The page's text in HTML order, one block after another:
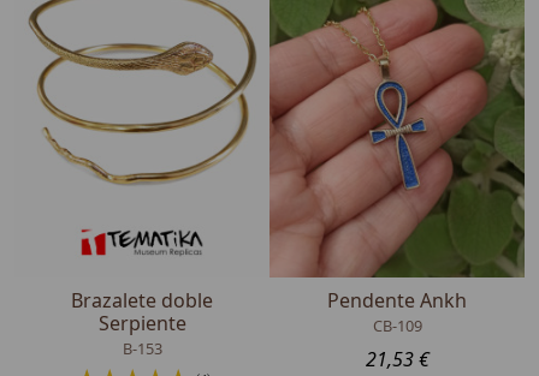
Brazalete doble
Serpiente
B-153
Pendente Ankh
CB-109
21,53 €